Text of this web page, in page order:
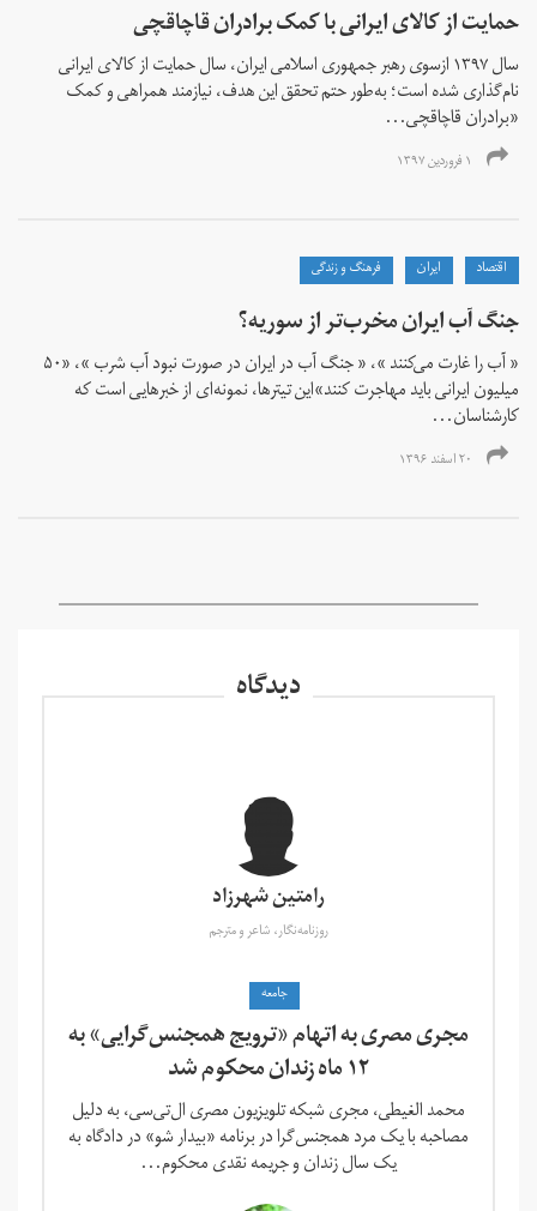
حمایت از کالای ایرانی با کمک برادران قاچاقچی
سال ۱۳۹۷ ازسوی رهبر جمهوری اسلامی ایران، سال حمایت از کالای ایرانی
نام‌گذاری شده است؛ به‌طور حتم تحقق این هدف، نیازمند همراهی و کمک
«برادران قاچاقچی...
۱ فروردین ۱۳۹۷
اقتصاد ايران فرهنگ و زندگی
جنگ آب ایران مخرب‌تر از سوریه؟
« آب را غارت می‌کنند »، « جنگ آب در ایران در صورت نبود آب شرب »، «۵۰
میلیون ایرانی باید مهاجرت کنند»این تیترها، نمونه‌ای از خبرهایی است که
کارشناسان...
۲۰ اسفند ۱۳۹۶
دیدگاه
رامتین شهرزاد
روزنامه‌نگار، شاعر و مترجم
جامعه
مجری مصری به اتهام «ترویج همجنس‌گرایی» به
۱۲ ماه زندان محکوم شد
محمد الغیطی، مجری شبکه تلویزیون مصری ال‌تی‌سی، به دلیل
مصاحبه با یک مرد همجنس‌گرا در برنامه «بیدار شو» در دادگاه به
یک سال زندان و جریمه نقدی محکوم...